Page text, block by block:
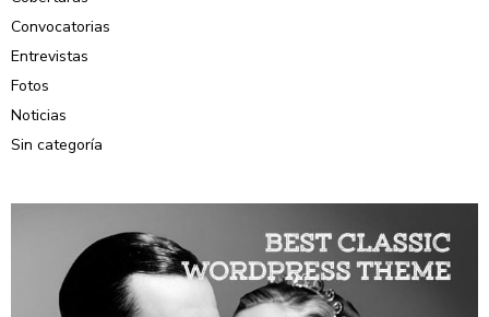
Convocatorias
Entrevistas
Fotos
Noticias
Sin categoría